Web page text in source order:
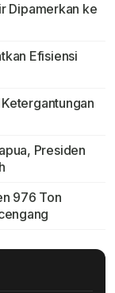
Dipamerkan ke
Efisiensi
Presiden
976 Ton